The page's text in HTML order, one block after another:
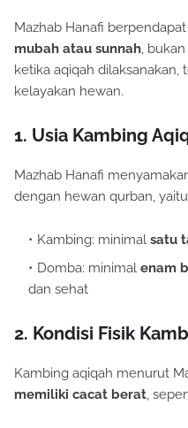
Mazhab Hanafi
mubah atau sunnah,
ketika aqiqah
kelayakan hewan.
1. Usia Kambing
Mazhab Hanafi
dengan hewan qurban,
Kambing: minimal satu
Domba: minimal enam
dan sehat
2. Kondisi Fisik
Kambing aqiqah menurut
memiliki cacat berat,